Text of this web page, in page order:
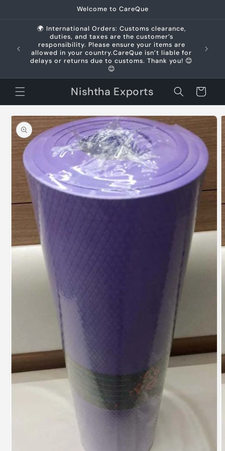
Welcome to CareQue
🌍 International Orders: Customs clearance,
duties, and taxes are the customer’s
responsibility. Please ensure your items are
allowed in your country.CareQue isn’t liable for
delays or returns due to customs. Thank you! 😊
😊
Nishtha Exports Cart
Skip to
product
information